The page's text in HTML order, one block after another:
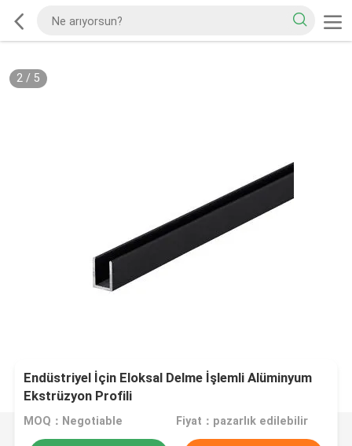
2/ 5
Endüstriyel İçin Eloksal Delme İşlemli Alüminyum
Ekstrüzyon Profili
MOQ：Negotiable Fiyat：pazarlık edilebilir